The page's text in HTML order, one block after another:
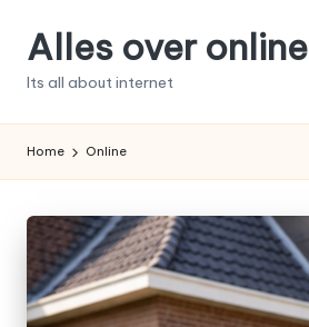
SkipAlles over online
Its all about internet
Home Online